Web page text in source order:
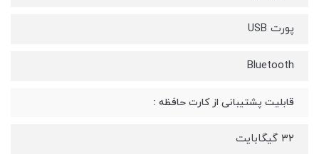
پورت USB
Bluetooth
قابلیت پشتیبانی از کارت حافظه :
۳۲ گیگابایت